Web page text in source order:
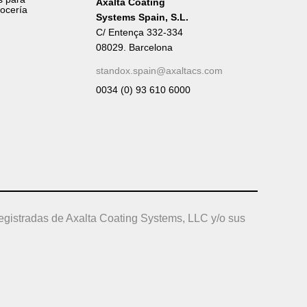
Systems Spain, S.L.
C/ Entença 332-334
08029. Barcelona
standox.spain@axaltacs.com
0034 (0) 93 610 6000
de Axalta Coating Systems, LLC y/o sus